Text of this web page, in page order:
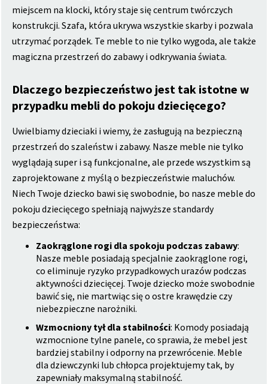
miejscem na klocki, który staje się centrum twórczych
konstrukcji. Szafa, która ukrywa wszystkie skarby i pozwala
utrzymać porządek. Te meble to nie tylko wygoda, ale także
magiczna przestrzeń do zabawy i odkrywania świata.
Dlaczego bezpieczeństwo jest tak istotne w
przypadku mebli do pokoju dziecięcego?
Uwielbiamy dzieciaki i wiemy, że zasługują na bezpieczną
przestrzeń do szaleństw i zabawy. Nasze meble nie tylko
wyglądają super i są funkcjonalne, ale przede wszystkim są
zaprojektowane z myślą o bezpieczeństwie maluchów.
Niech Twoje dziecko bawi się swobodnie, bo nasze meble do
pokoju dziecięcego spełniają najwyższe standardy
bezpieczeństwa:
Zaokrąglone rogi dla spokoju podczas zabawy:
Nasze meble posiadają specjalnie zaokrąglone rogi,
co eliminuje ryzyko przypadkowych urazów podczas
aktywności dziecięcej. Twoje dziecko może swobodnie
bawić się, nie martwiąc się o ostre krawędzie czy
niebezpieczne narożniki.
Wzmocniony tył dla stabilności: Komody posiadają
wzmocnione tylne panele, co sprawia, że mebel jest
bardziej stabilny i odporny na przewrócenie. Meble
dla dziewczynki lub chłopca projektujemy tak, by
zapewniały maksymalną stabilność.